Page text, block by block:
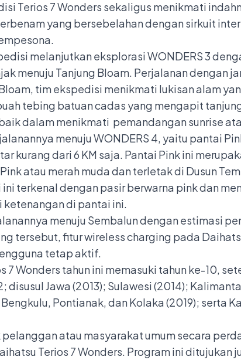
Terios 7 Wonders sekaligus menikmati
yang bersebelahan dengan sirkuit
melanjutkan eksplorasi WONDERS 3
menuju Tanjung Bloam. Perjalanan dengan
tim ekspedisi menikmati lukisan alam
tebing batuan cadas yang mengapit
dalam menikmati pemandangan sunrise
menuju WONDERS 4, yaitu pantai
kurang dari 6 KM saja. Pantai Pink ini
atau merah muda dan terletak di Dusun
ini terkenal dengan pasir berwarna pink dan
ketenangan di pantai ini.
menuju Sembalun dengan estimasi
tersebut, fitur wireless charging pada
tetap aktif.
Wonders tahun ini memasuki tahun ke-10,
Jawa (2013); Sulawesi (2014);
Pontianak, dan Kolaka (2019); serta
atau masyarakat umum secara
Terios 7 Wonders. Program ini ditujukan